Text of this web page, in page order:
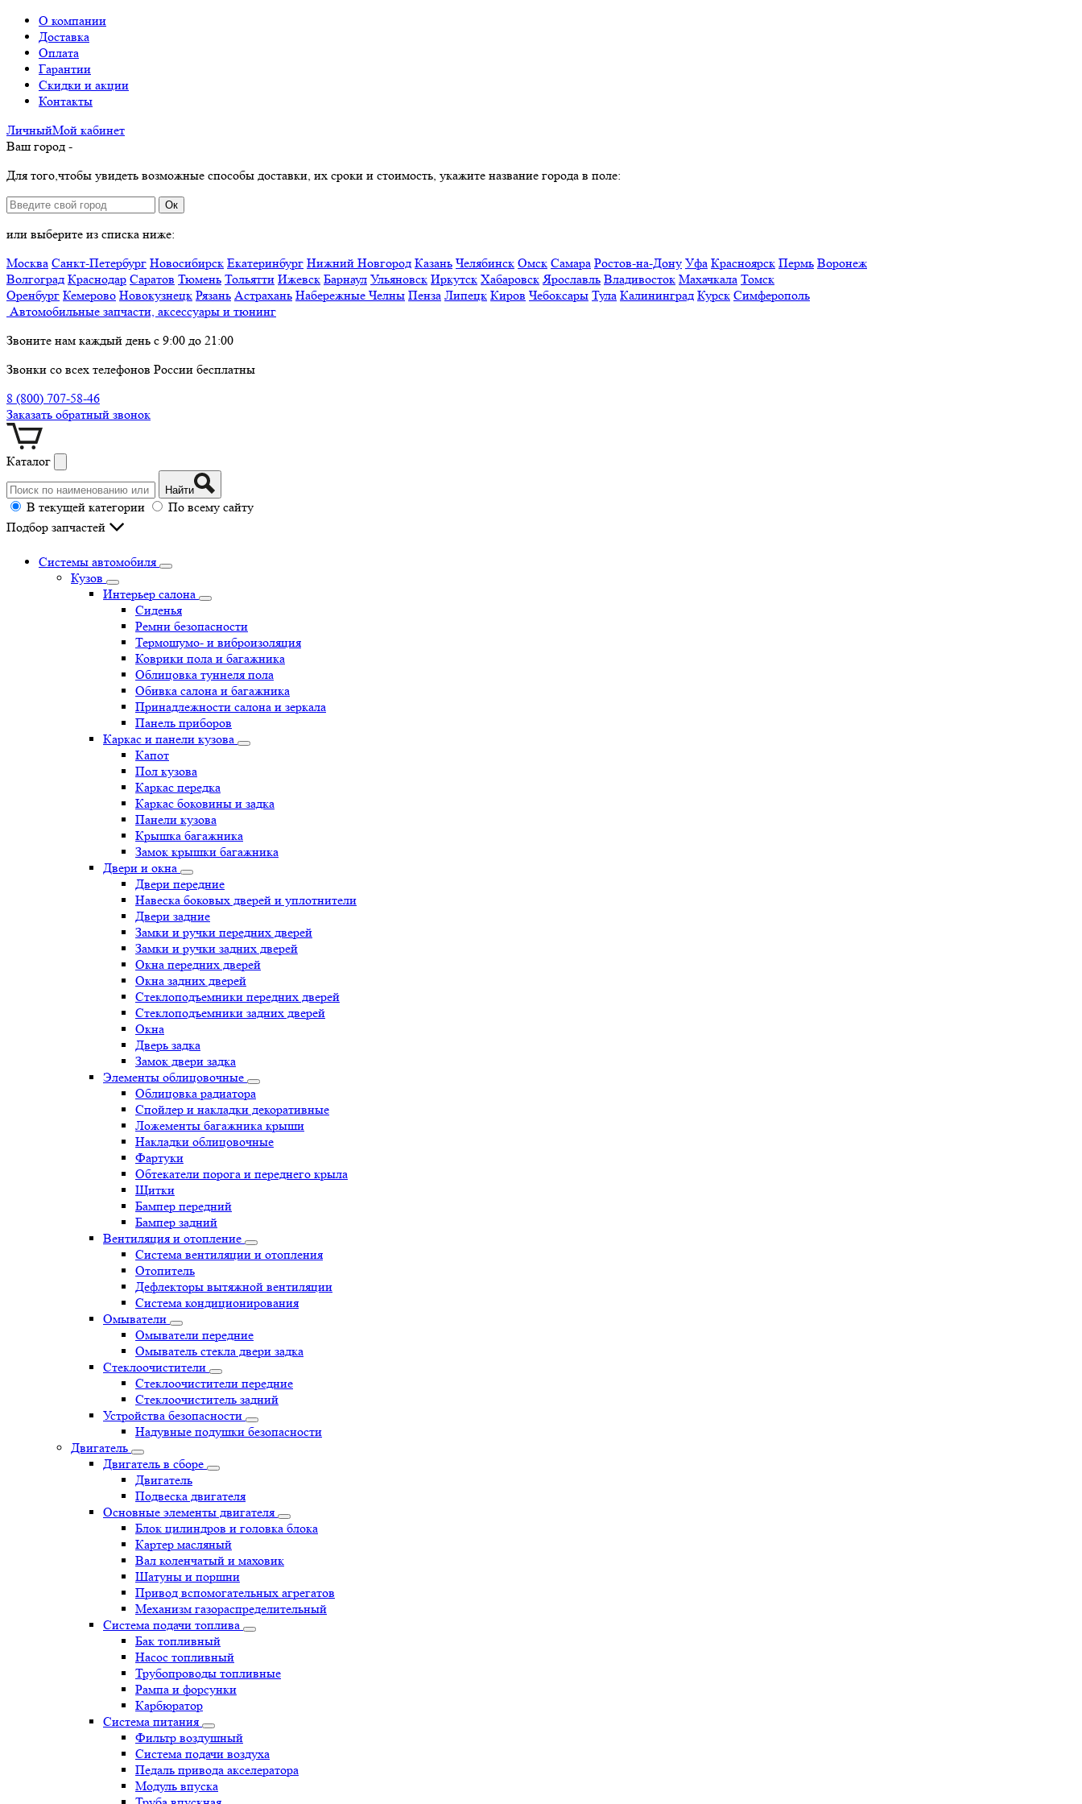
О компании
Доставка
Оплата
Гарантии
Скидки и акции
Контакты
ЛичныйМой кабинет
Ваш город -
Для того,чтобы увидеть возможные способы доставки, их сроки и стоимость, укажите название города в поле:
Ок
или выберите из списка ниже:
Москва Санкт-Петербург Новосибирск Екатеринбург Нижний Новгород Казань Челябинск Омск Самара Ростов-на-Дону Уфа Красноярск Пермь Воронеж
Волгоград Краснодар Саратов Тюмень Тольятти Ижевск Барнаул Ульяновск Иркутск Хабаровск Ярославль Владивосток Махачкала Томск
Оренбург Кемерово Новокузнецк Рязань Астрахань Набережные Челны Пенза Липецк Киров Чебоксары Тула Калининград Курск Симферополь
Автомобильные запчасти, аксессуары и тюнинг
Звоните нам каждый день с 9:00 до 21:00
Звонки со всех телефонов России бесплатны
8 (800) 707-58-46
Заказать обратный звонок
Каталог
Найти
В текущей категории
По всему сайту
Подбор запчастей
Системы автомобиля
Кузов
Интерьер салона
Сиденья
Ремни безопасности
Термошумо- и виброизоляция
Коврики пола и багажника
Облицовка туннеля пола
Обивка салона и багажника
Принадлежности салона и зеркала
Панель приборов
Каркас и панели кузова
Капот
Пол кузова
Каркас передка
Каркас боковины и задка
Панели кузова
Крышка багажника
Замок крышки багажника
Двери и окна
Двери передние
Навеска боковых дверей и уплотнители
Двери задние
Замки и ручки передних дверей
Замки и ручки задних дверей
Окна передних дверей
Окна задних дверей
Стеклоподъемники передних дверей
Стеклоподъемники задних дверей
Окна
Дверь задка
Замок двери задка
Элементы облицовочные
Облицовка радиатора
Спойлер и накладки декоративные
Ложементы багажника крыши
Накладки облицовочные
Фартуки
Обтекатели порога и переднего крыла
Щитки
Бампер передний
Бампер задний
Вентиляция и отопление
Система вентиляции и отопления
Отопитель
Дефлекторы вытяжной вентиляции
Система кондиционирования
Омыватели
Омыватели передние
Омыватель стекла двери задка
Стеклоочистители
Стеклоочистители передние
Стеклоочиститель задний
Устройства безопасности
Надувные подушки безопасности
Двигатель
Двигатель в сборе
Двигатель
Подвеска двигателя
Основные элементы двигателя
Блок цилиндров и головка блока
Картер масляный
Вал коленчатый и маховик
Шатуны и поршни
Привод вспомогательных агрегатов
Механизм газораспределительный
Система подачи топлива
Бак топливный
Насос топливный
Трубопроводы топливные
Рампа и форсунки
Карбюратор
Система питания
Фильтр воздушный
Система подачи воздуха
Педаль привода акселератора
Модуль впуска